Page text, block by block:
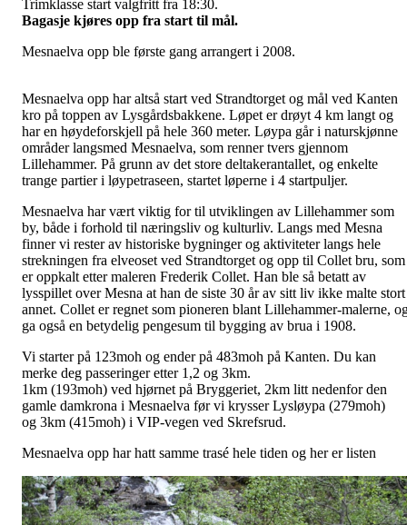
Trimklasse start valgfritt fra 18:30.
Bagasje kjøres opp fra start til mål.
Mesnaelva opp ble første gang arrangert i 2008.
Mesnaelva opp har altså start ved Strandtorget og mål ved Kanten
kro på toppen av Lysgårdsbakkene. Løpet er drøyt 4 km langt og
har en høydeforskjell på hele 360 meter. Løypa går i naturskjønne
områder langsmed Mesnaelva, som renner tvers gjennom
Lillehammer. På grunn av det store deltakerantallet, og enkelte
trange partier i løypetraseen, startet løperne i 4 startpuljer.
Mesnaelva har vært viktig for til utviklingen av Lillehammer som
by, både i forhold til næringsliv og kulturliv. Langs med Mesna
finner vi rester av historiske bygninger og aktiviteter langs hele
strekningen fra elveoset ved Strandtorget og opp til Collet bru, som
er oppkalt etter maleren Frederik Collet. Han ble så betatt av
lysspillet over Mesna at han de siste 30 år av sitt liv ikke malte stort
annet. Collet er regnet som pioneren blant Lillehammer-malerne,
ga også en betydelig pengesum til bygging av brua i 1908.
Vi starter på 123moh og ender på 483moh på Kanten. Du kan
merke deg passeringer etter 1,2 og 3km.
1km (193moh) ved hjørnet på Bryggeriet, 2km litt nedenfor den
gamle damkrona i Mesnaelva før vi krysser Lysløypa (279moh)
og 3km (415moh) i VIP-vegen ved Skrefsrud.
Mesnaelva opp har hatt samme trasé hele tiden og her er listen